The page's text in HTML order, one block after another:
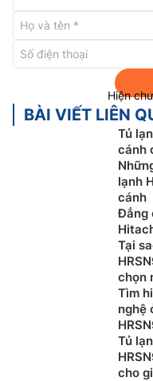
Máy nén Inverter
Tủ lạnh Hitachi 2 cánh
dụng máy nén
kiệm điện tối ưu cho
cơ Inverter cũng
và có độ ồn thấp hơn
trang bị công nghệ
Hiện
BÀI VIẾT LIÊN
Tủ
cánh
lạnh
cánh
Đẳng
Tại
chọn
Tìm
nghệ
Tủ
cho